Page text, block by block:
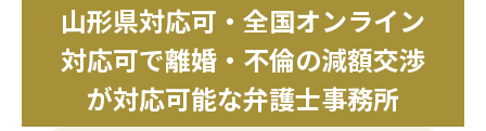
山形県対応可・全国オンライン
対応可で離婚・不倫の減額交渉
が対応可能な弁護士事務所